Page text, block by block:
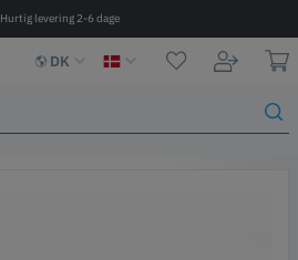
Hurtig levering 2-6 dage
DK